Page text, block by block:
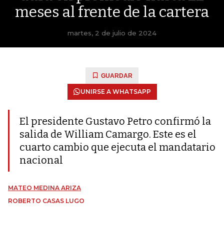
meses al frente de la cartera
martes, 2 de julio de 2024
GUARDAR
UNIRSE A WHATSAPP
El presidente Gustavo Petro confirmó la
salida de William Camargo. Este es el
cuarto cambio que ejecuta el mandatario
nacional
MATEO MEDINA ARIZA
ROBERTO CASAS LUGO